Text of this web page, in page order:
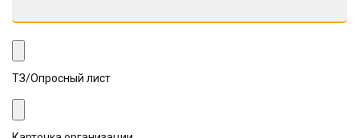
ТЗ/Опросный лист